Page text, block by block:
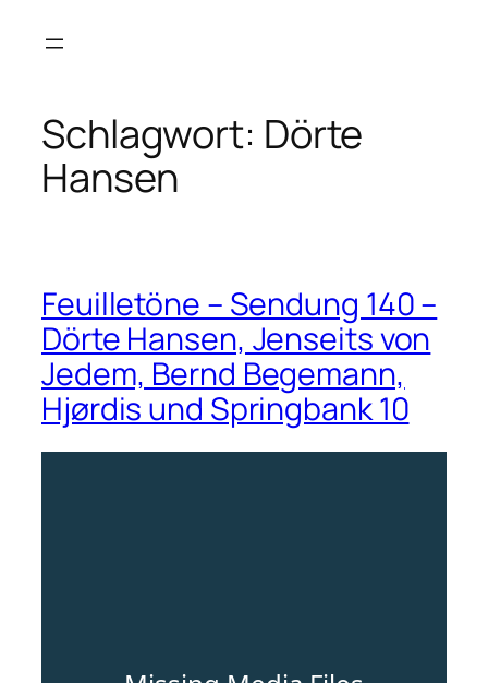
Inhalt
Schlagwort: Dörte
Hansen
Feuilletöne – Sendung 140 –
Dörte Hansen, Jenseits von
Jedem, Bernd Begemann,
Hjørdis und Springbank 10